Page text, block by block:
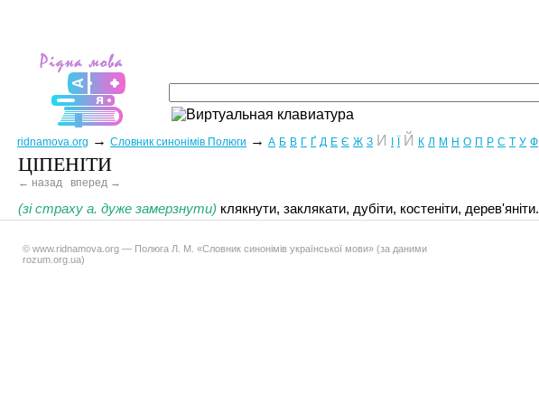
ridnamova.org → Словник синонімів Полюги → А Б В Г Ґ Д Е Є Ж З И Й К Л М Н О П Р С Т У Ф
ЦІПЕНІТИ
← назад вперед →
(зі страху а. дуже замерзнути) клякнути, заклякати, дубіти, костеніти, дерев'яніти.
© www.ridnamova.org — Полюга Л. М. «Словник синонімів української мови» (за даними
rozum.org.ua)